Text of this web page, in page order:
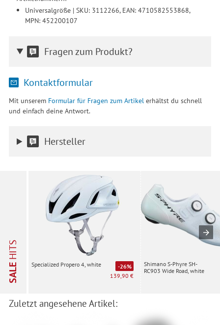
Universalgröße | SKU: 3112266, EAN: 4710582553868,
MPN: 452200107
Fragen zum Produkt?
Kontaktformular
Mit unserem Formular für Fragen zum Artikel erhältst du schnell
und einfach deine Antwort.
Hersteller
SALE
HITS
Specialized Propero 4, white
-26%
139,90 €
Shimano S-Phyre SH-
RC903 Wide Road, white
Zuletzt angesehene Artikel: